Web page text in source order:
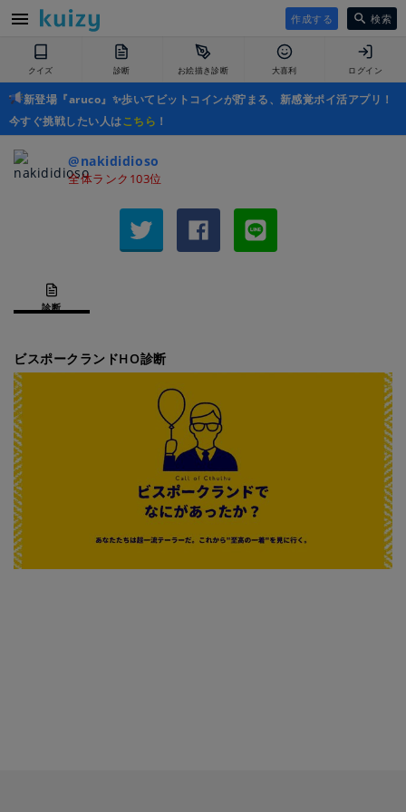
作成する 検索
クイズ 診断 お絵描き診断 大喜利 ログイン
新登場『aruco』✨歩いてビットコインが貯まる、新感覚ポイ活アプリ！
今すぐ挑戦したい人はこちら ！
@nakididioso
全体ランク103位
診断
ビスポークランドHO診断